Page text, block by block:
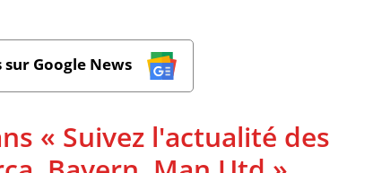
sur Google News
« Suivez l'actualité des